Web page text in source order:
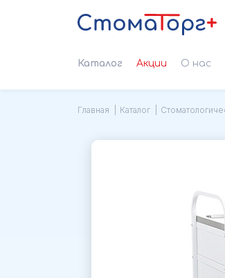
Каталог Акции О нас
Главная Каталог